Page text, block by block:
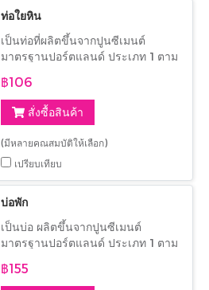
ท่อใยหิน
เป็นท่อที่ผลิตขึ้นจากปูนซีเมนต์
มาตรฐานปอร์ตแลนด์ ประเภท 1 ตาม
4 เมตร, 6" x 2-4 เมตร, 8" x 2-4
เมตร, 10" x 2-4 เมตร, 12" x 2-3
เมตร
฿106
สั่งซื้อสินค้า
(มีหลายคุณสมบัติให้เลือก)
เปรียบเทียบ
บ่อพัก
เป็นบ่อ ผลิตขึ้นจากปูนซีเมนต์
มาตรฐานปอร์ตแลนด์ ประเภท 1 ตาม
฿155